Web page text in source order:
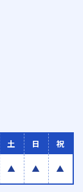
土 日 祝
▲ ▲ ▲